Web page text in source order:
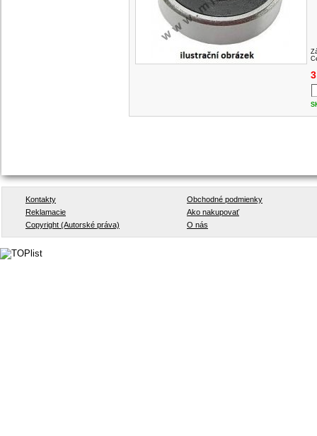
Kontakty
Obchodné podmienky
Reklamacie
Ako nakupovať
Copyright (Autorské práva)
O nás